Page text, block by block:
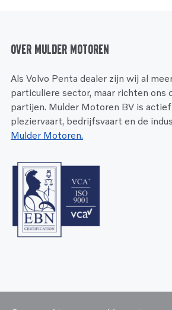
Over Mulder Motoren
Als Volvo Penta dealer zijn wij al
particuliere sector, maar richten ons
partijen. Mulder Motoren BV is
pleziervaart, bedrijfsvaart en de
Mulder Motoren.